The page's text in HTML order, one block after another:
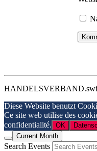
Diese Website benutzt
Ce site web utilise des
confidentialité. OK
Current Month
Search Events